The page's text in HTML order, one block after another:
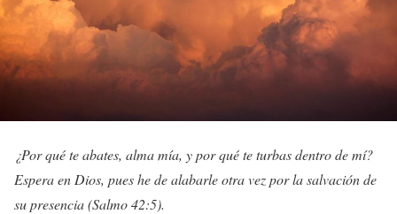
¿Por qué te abates, alma mía, y por qué te turbas dentro de mí?
Espera en Dios, pues he de alabarle otra vez por la salvación de
su presencia (Salmo 42:5).